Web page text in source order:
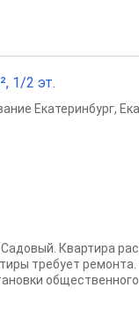
1/2 эт.
Екатеринбург,
Квартира
требует
общественного